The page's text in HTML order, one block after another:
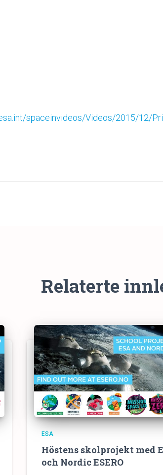
spaceinvideos/Videos/2015/12/
Relaterte
ESA
Höstens skolprojekt med
och Nordic ESERO